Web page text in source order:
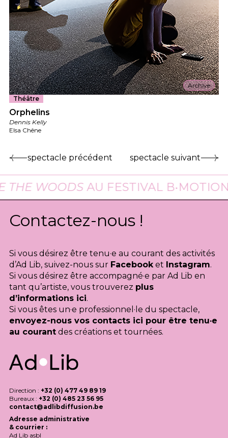
Archive
Théâtre
Orphelins
Dennis Kelly
Elsa Chêne
spectacle précédent spectacle suivant
WOODSAU FESTIVAL B•MOTION À
Contactez-nous !
Si vous désirez être tenu·e au courant des activités
d’Ad Lib, suivez-nous sur Facebooket Instagram.
Si vous désirez être accompagné·e par Ad Lib en
tant qu’artiste, vous trouverez plus
d’informations ici.
Si vous êtes un·e professionnel·le du spectacle,
envoyez-nous vos contacts ici pour être tenu·e
au courantdes créations et tournées.
Direction : +32 (0) 477 49 89 19
Bureaux : +32 (0) 485 23 56 95
contact@adlibdiffusion.be
Adresse administrative
& courrier :
Ad Lib asbl